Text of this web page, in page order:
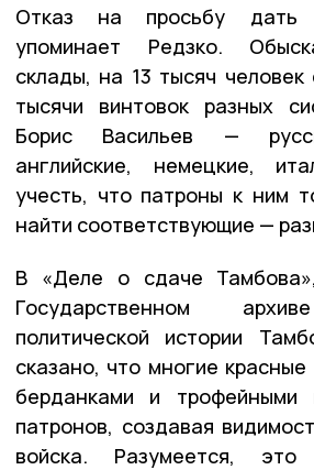
Отказ на просьбу дать
упоминает Редзко.
склады, на 13 тысяч человек
тысячи винтовок разных
Борис Васильев —
английские, немецкие,
учесть, что патроны к ним
найти соответствующие —
В «Деле о сдаче
Государственном
политической истории
сказано, что многие
берданками и трофейными
патронов, создавая
войска. Разумеется,